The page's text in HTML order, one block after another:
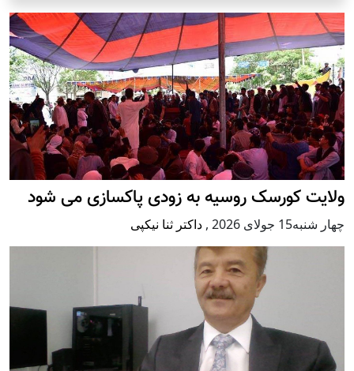
ولایت کورسک روسیه به زودی پاکسازی می شود
چهار شنبه15 جولای 2026 , داکتر ثنا نیکپی